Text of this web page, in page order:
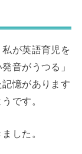
が英語育児を
音がうつる」
憶があります
です。
した。